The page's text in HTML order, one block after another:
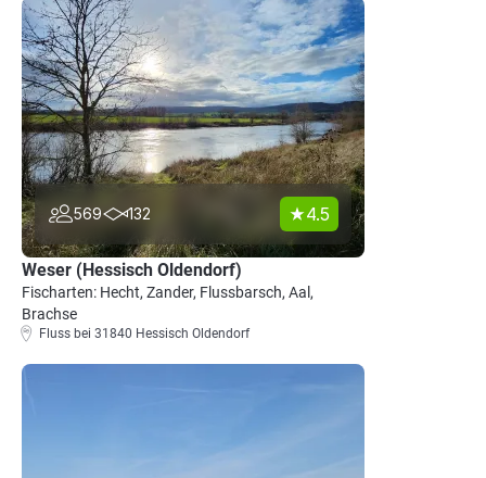
569 132 4.5
Weser (Hessisch Oldendorf)
Fischarten: Hecht, Zander, Flussbarsch, Aal,
Brachse
Fluss bei 31840 Hessisch Oldendorf